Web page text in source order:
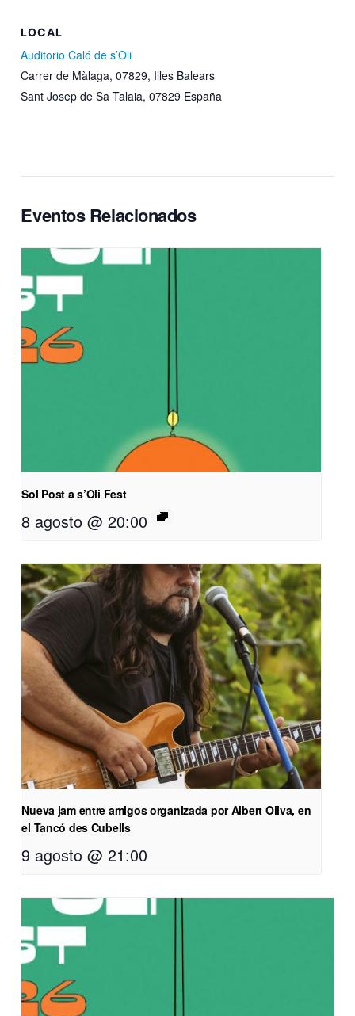
LOCAL
Auditorio Caló de s’Oli
Carrer de Màlaga, 07829, Illes Balears
Sant Josep de Sa Talaia, 07829 España
Eventos Relacionados
Sol Post a s’Oli Fest
8 agosto @ 20:00
Nueva jam entre amigos organizada por Albert Oliva, en
el Tancó des Cubells
9 agosto @ 21:00